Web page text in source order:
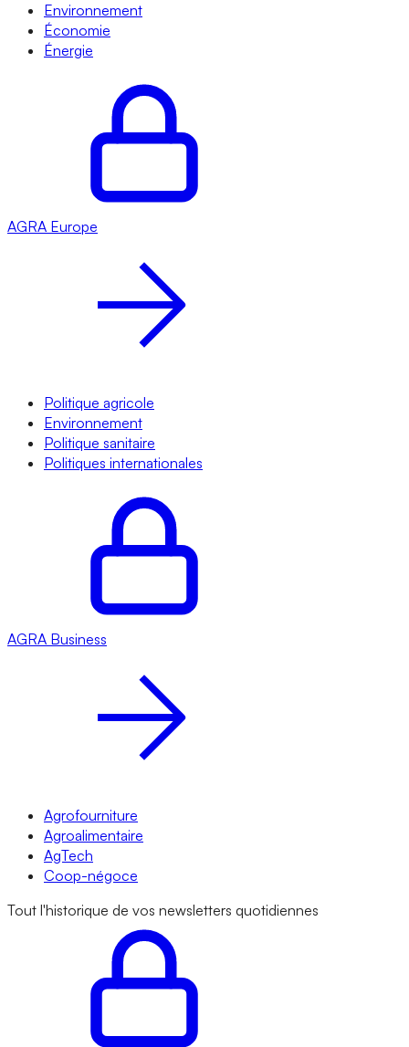
Environnement
Économie
Énergie
AGRA Europe
Politique agricole
Environnement
Politique sanitaire
Politiques internationales
AGRA Business
Agrofourniture
Agroalimentaire
AgTech
Coop-négoce
Tout l'historique de vos newsletters quotidiennes